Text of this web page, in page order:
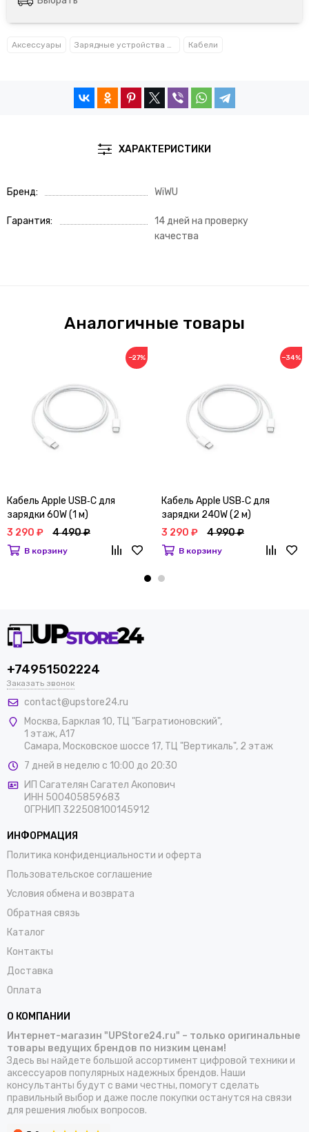
Аксессуары Зарядные устройства и кабели Кабели
ХАРАКТЕРИСТИКИ
Бренд WiWU
Гарантия
14 дней на проверку
качества
Аналогичные товары
−27%
Кабель Apple USB‑C для
зарядки 60W (1 м)
3 290 ₽
4 490 ₽
В корзину
−34%
Кабель Apple USB‑C для
зарядки 240W (2 м)
3 290 ₽
4 990 ₽
В корзину
+74951502224
Заказать звонок
contact@upstore24.ru
Москва, Барклая 10, ТЦ "Багратионовский",
1 этаж, А17
Самара, Московское шоссе 17, ТЦ "Вертикаль", 2 этаж
7 дней в неделю с 10:00 до 20:30
ИП Сагателян Сагател Акопович
ИНН 500405859683
ОГРНИП 322508100145912
ИНФОРМАЦИЯ
Политика конфиденциальности и оферта
Пользовательское соглашение
Условия обмена и возврата
Обратная связь
Каталог
Контакты
Доставка
Оплата
О КОМПАНИИ
Интернет-магазин "UPStore24.ru" – только оригинальные
товары ведущих брендов по низким ценам!
Здесь вы найдете большой ассортимент цифровой техники и
аксессуаров популярных надежных брендов. Наши
консультанты будут с вами честны, помогут сделать
правильный выбор и даже после покупки останутся на связи
для решения любых вопросов.